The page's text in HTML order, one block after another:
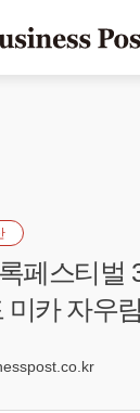
페스티벌
미카 자우